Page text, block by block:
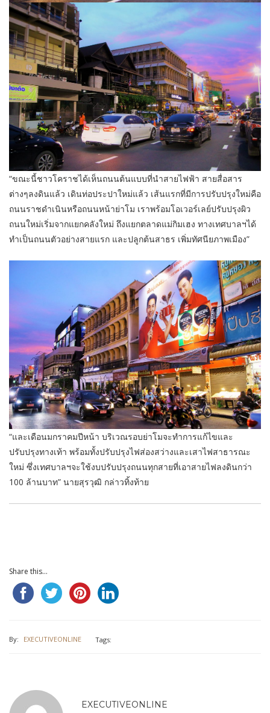
“ขณะนี้ชาวโคราชได้เห็นถนนต้นแบบที่นำสายไฟฟ้า สายสื่อสาร
ต่างๆลงดินแล้ว เดินท่อประปาใหม่แล้ว เส้นแรกที่มีการปรับปรุงใหม่คือ
ถนนราชดำเนินหรือถนนหน้าย่าโม เราพร้อมโอเวอร์เลย์ปรับปรุงผิว
ถนนใหม่เริ่มจากแยกคลังใหม่ ถึงแยกตลาดแม่กิมเฮง ทางเทศบาลฯได้
ทำเป็นถนนตัวอย่างสายแรก และปลูกต้นสาธร เพิ่มทัศนียภาพเมือง”
“และเดือนมกราคมปีหน้า บริเวณรอบย่าโมจะทำการแก้ไขและ
ปรับปรุงทางเท้า พร้อมทั้งปรับปรุงไฟส่องสว่างและเสาไฟสาธารณะ
ใหม่ ซึ่งเทศบาลฯจะใช้งบปรับปรุงถนนทุกสายที่เอาสายไฟลงดินกว่า
100 ล้านบาท” นายสุรวุฒิ กล่าวทิ้งท้าย
Share this...
By: EXECUTIVEONLINE Tags:
EXECUTIVEONLINE